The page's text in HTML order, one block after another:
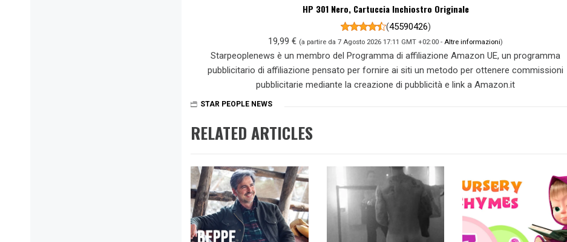
HP 301 Nero, Cartuccia Inchiostro Originale
(45590426)
19,99 € (a partire da 7 Agosto 2026 17:11 GMT +02:00 -Altre informazioni)
Starpeoplenews è un membro del Programma di affiliazione Amazon UE, un programma
pubblicitario di affiliazione pensato per fornire ai siti un metodo per ottenere commissioni
pubblicitarie mediante la creazione di pubblicità e link a Amazon.it
STAR PEOPLE NEWS
RELATED ARTICLES